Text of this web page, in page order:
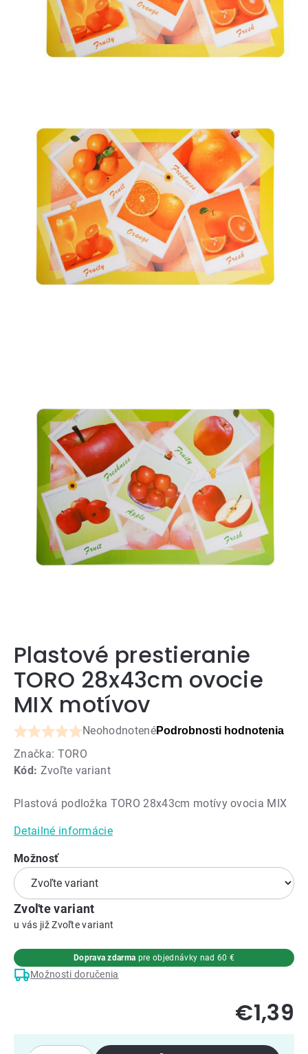
Plastové prestieranie
TORO 28x43cm ovocie
MIX motívov
Kód: Zvoľte variant
Priemerné
hodnotenie
produktu
0,0
5
hviezdičiek.
NeohodnotenéPodrobnosti hodnotenia
Značka: TORO
Možnosť
Plastová podložka TORO 28x43cm motívy ovocia MIX
Detailné informácie
Zvoľte variant
Zvoľte variant
Možnosti doručenia
Doprava zdarma pre objednávky nad 60 €
€1,39